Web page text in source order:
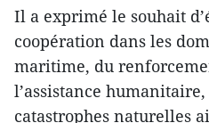
Il a exprimé le souhait
coopération dans les
maritime, du
l’assistance
catastrophes naturelles